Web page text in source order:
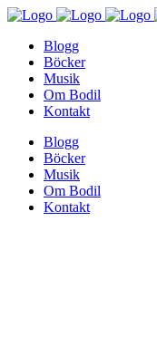
Blogg
Böcker
Musik
Om Bodil
Kontakt
Blogg
Böcker
Musik
Om Bodil
Kontakt